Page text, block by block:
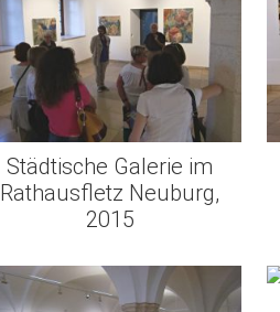
Städtische Galerie im
Rathausfletz Neuburg,
2015